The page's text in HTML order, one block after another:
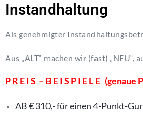
Instandhaltung
Als genehmigter
Aus „ALT“ machen wir (fast)
P R E I S – B E I S P I E L E
AB € 310,- für einen 4-Punkt-